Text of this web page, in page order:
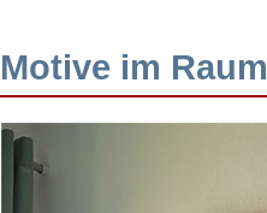
Motive im Raum